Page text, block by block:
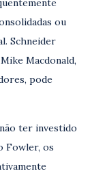
ou
Schneider
Macdonald,
pode
ter investido
Fowler, os